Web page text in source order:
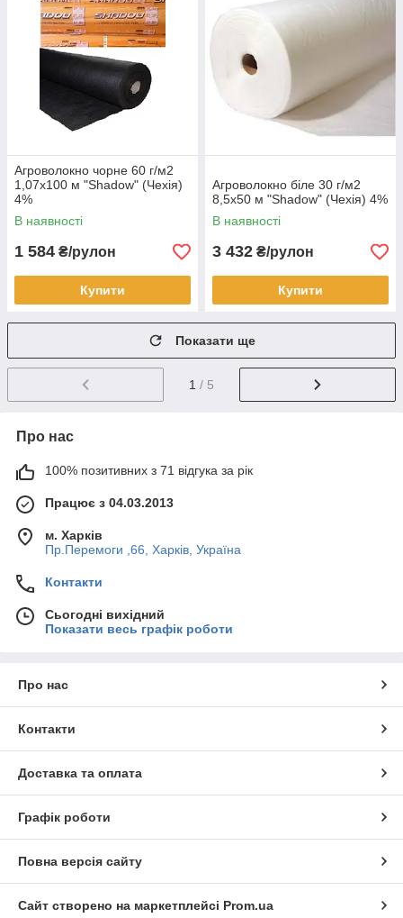
Агроволокно чорне 60 г/м2
1,07х100 м "Shadow" (Чехія)
4%
В наявності
1 584 ₴/рулон
Купити
Агроволокно біле 30 г/м2
8,5х50 м "Shadow" (Чехія) 4%
В наявності
3 432 ₴/рулон
Купити
Показати ще
1 / 5
Про нас
100% позитивних з 71 відгука за рік
Працює з 04.03.2013
м. Харків
Пр.Перемоги ,66, Харків, Україна
Контакти
Сьогодні вихідний
Показати весь графік роботи
Про нас
Контакти
Доставка та оплата
Графік роботи
Повна версія сайту
Сайт створено на маркетплейсі Prom.ua